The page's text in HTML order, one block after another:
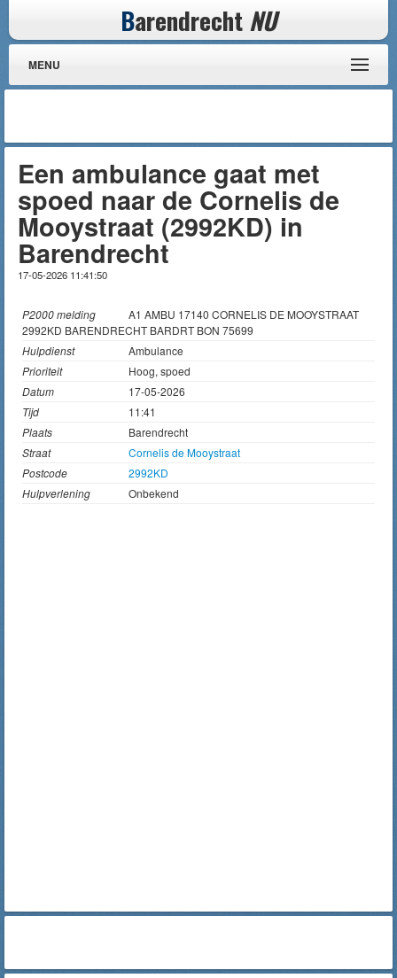
Barendrecht NU
MENU
Een ambulance gaat met
spoed naar de Cornelis de
Mooystraat (2992KD) in
Barendrecht
17-05-2026 11:41:50
P2000 melding
A1 AMBU 17140 CORNELIS DE MOOYSTRAAT
2992KD BARENDRECHT BARDRT BON 75699
Hulpdienst
Ambulance
Prioriteit
Hoog, spoed
Datum
17-05-2026
Tijd
11:41
Plaats
Barendrecht
Straat
Cornelis de Mooystraat
Postcode
2992KD
Hulpverlening
Onbekend